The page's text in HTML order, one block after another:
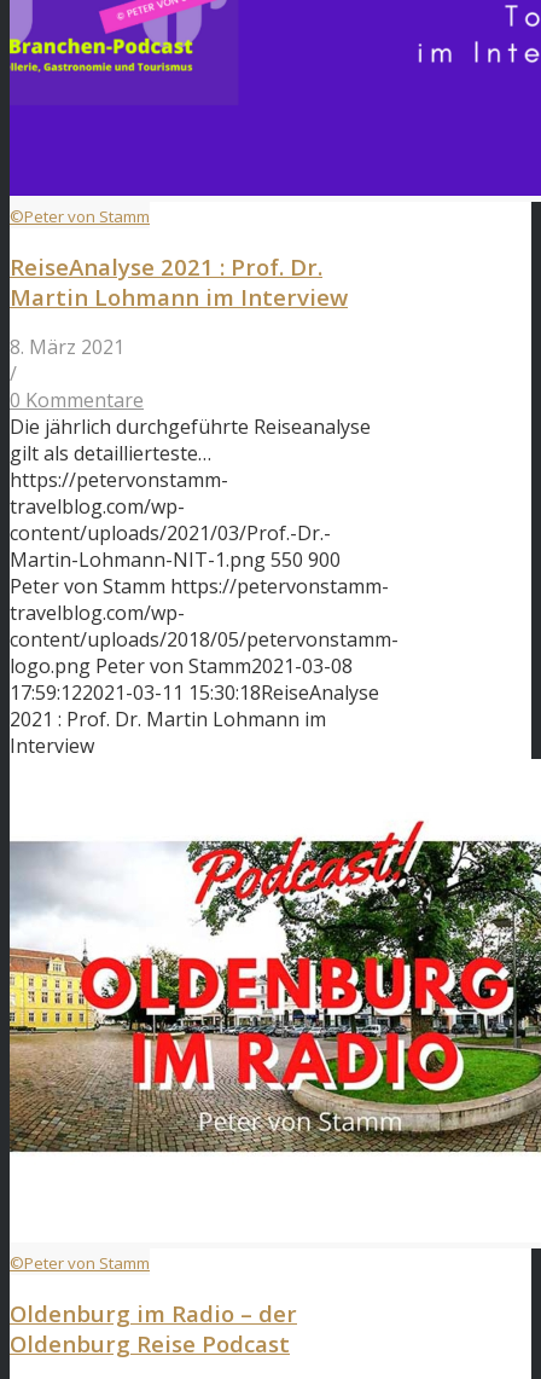
©Peter von Stamm
ReiseAnalyse 2021 : Prof. Dr.
Martin Lohmann im Interview
8. März 2021
/
0 Kommentare
Die jährlich durchgeführte Reiseanalyse
gilt als detaillierteste…
https://petervonstamm-
travelblog.com/wp-
content/uploads/2021/03/Prof.-Dr.-
Martin-Lohmann-NIT-1.png550 900
Peter von Stamm https://petervonstamm-
travelblog.com/wp-
content/uploads/2018/05/petervonstamm-
logo.png Peter von Stamm2021-03-08
17:59:122021-03-11 15:30:18ReiseAnalyse
2021 : Prof. Dr. Martin Lohmann im
Interview
©Peter von Stamm
Oldenburg im Radio – der
Oldenburg Reise Podcast